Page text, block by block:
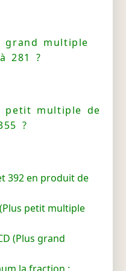
grand multiple
281 ?
petit multiple de
?
392 en produit de
petit multiple
(Plus grand